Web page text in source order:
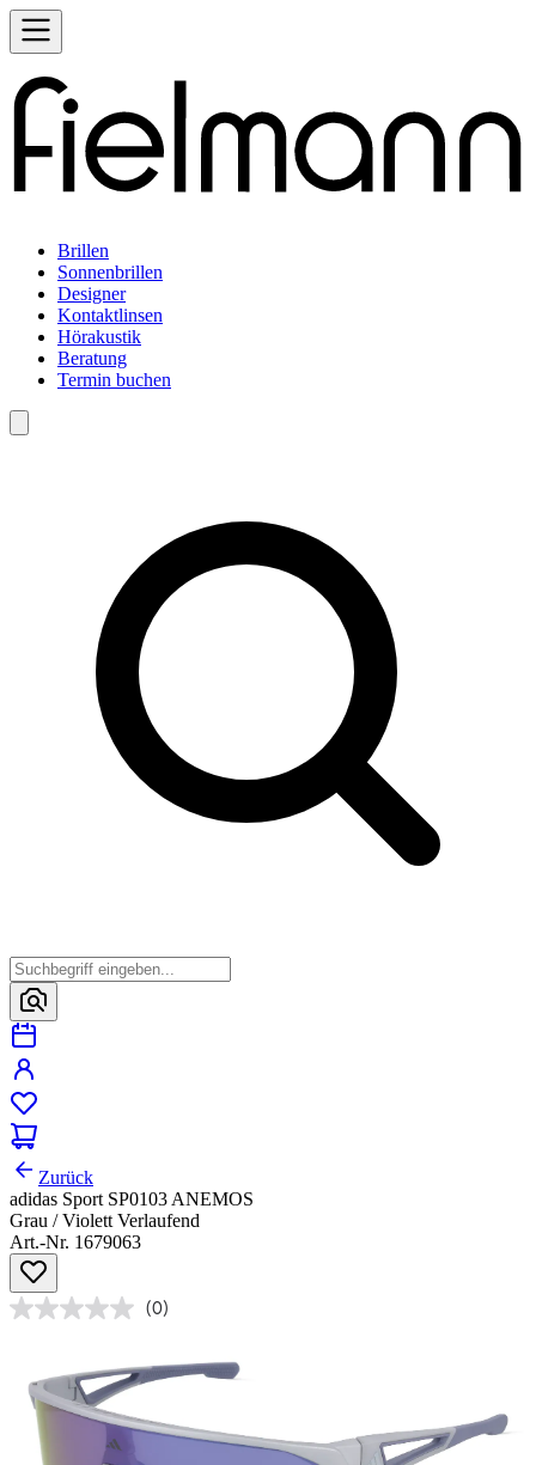
Brillen
Sonnenbrillen
Designer
Kontaktlinsen
Hörakustik
Beratung
Termin buchen
Zurück
adidas Sport SP0103 ANEMOS
Grau / Violett Verlaufend
Art.-Nr. 1679063
(0)